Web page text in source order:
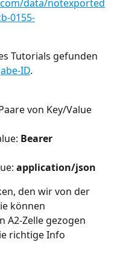
data/notexported
0155-
Tutorials gefunden
ID.
von Key/Value
Bearer
application/json
den wir von der
können
A2-Zelle gezogen
richtige Info